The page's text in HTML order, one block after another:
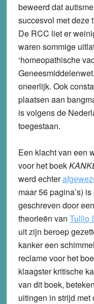
beweerd dat
succesvol met deze
De RCC liet er
waren sommige
‘homeopathische
oneerlijk. Ook
plaatsen aan
is volgens de
toegestaan.
Een klacht van een
voor het boek
werd echter
maar 56 pagina’s)
geschreven door
theorieën van Tullio
uit zijn beroep
kanker een
reclame voor het
klaagster kritische
van dit boek,
uitingen in strijd met